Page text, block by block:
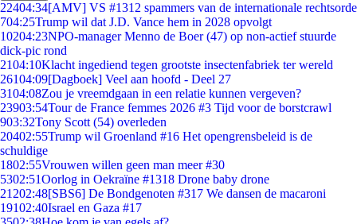
22404:34[AMV] VS #1312 spammers van de internationale rechtsorde
704:25Trump wil dat J.D. Vance hem in 2028 opvolgt
10204:23NPO-manager Menno de Boer (47) op non-actief stuurde
dick-pic rond
2104:10Klacht ingediend tegen grootste insectenfabriek ter wereld
26104:09[Dagboek] Veel aan hoofd - Deel 27
3104:08Zou je vreemdgaan in een relatie kunnen vergeven?
23903:54Tour de France femmes 2026 #3 Tijd voor de borstcrawl
903:32Tony Scott (54) overleden
20402:55Trump wil Groenland #16 Het opengrensbeleid is de
schuldige
1802:55Vrouwen willen geen man meer #30
5302:51Oorlog in Oekraïne #1318 Drone baby drone
21202:48[SBS6] De Bondgenoten #317 We dansen de macaroni
19102:40Israel en Gaza #17